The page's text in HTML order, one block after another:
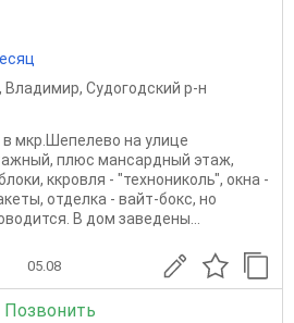
, Владимир, Судогодский р-н
мкр.Шепелево на улице
плюс мансардный этаж,
ккровля - "технониколь", окна -
отделка - вайт-бокс, но
В дом заведены...
05.08
Позвонить